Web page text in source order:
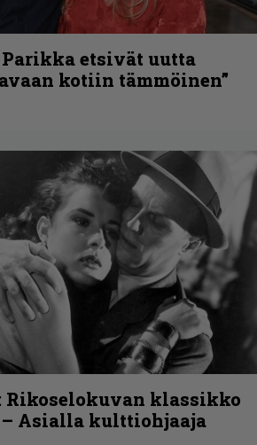
etsivät uutta
kotiin tämmöinen”
Rikoselokuvan klassikko
– Asialla kulttiohjaaja